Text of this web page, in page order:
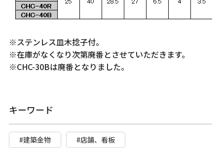
※ステンレス皿木捻子付。
※在庫がなくなり次第廃番とさせていただきます。
※CHC-30Bは廃番となりました。
キーワード
#建築金物 #店舗、看板